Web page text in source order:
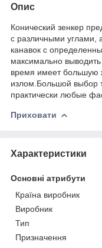
Опис
Конический зенкер
с различными углами,
канавок с
максимально
время имеет большую
излом.Большой выбор
практически любые
Приховати
Характеристики
Основні атрибути
Країна виробник
Виробник
Тип
Призначення